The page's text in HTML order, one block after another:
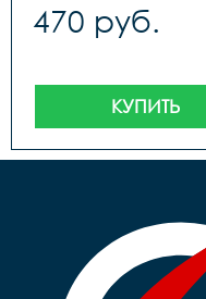
470 руб.
КУПИТЬ